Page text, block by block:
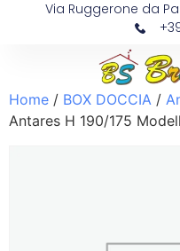
Via Ruggerone da
Home / BOX DOCCIA /
Antares H 190/175